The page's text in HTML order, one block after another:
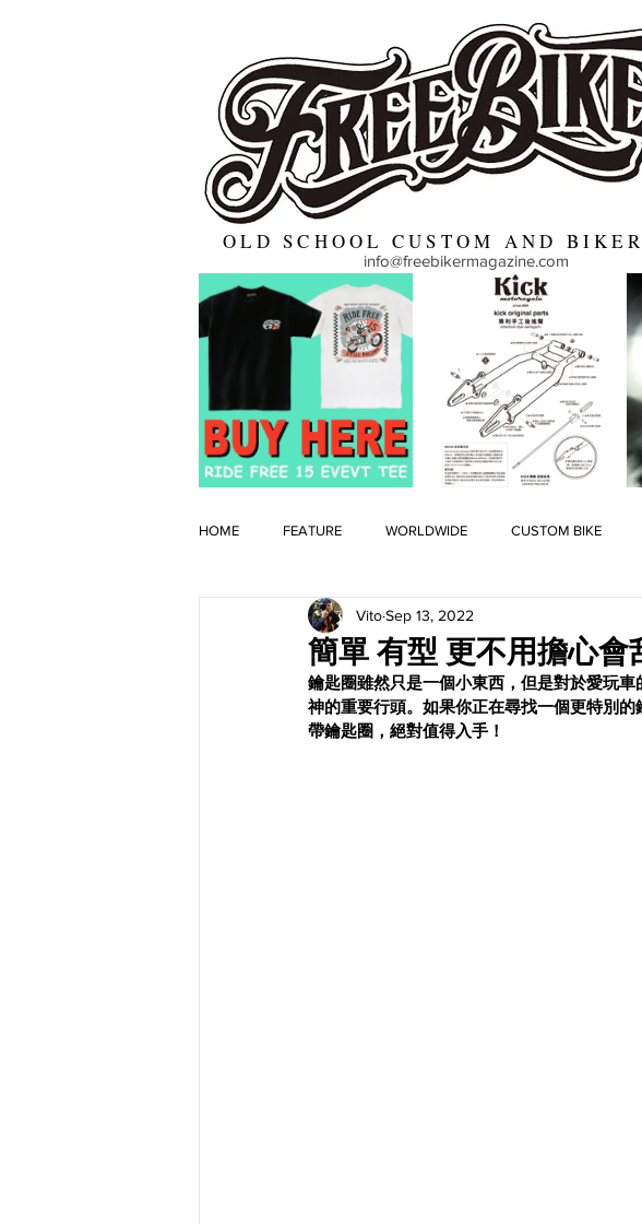
OLD SCHOOL CUSTOM AND
info@freebikermagazine.com
HOME FEATURE WORLDWIDE CUSTOM BIKE
OLD TIMER
簡單 有型 更不用擔心會
VitoSep 13, 2022
鑰匙圈雖然只是一個小東西，但是對於愛玩
神的重要行頭。如果你正在尋找一個更特別
帶鑰匙圈，絕對值得入手！